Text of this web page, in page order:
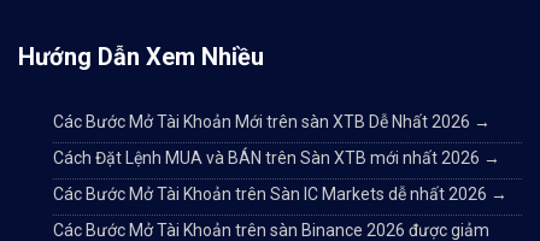
Hướng Dẫn Xem Nhiều
Các Bước Mở Tài Khoản Mới trên sàn XTB Dễ Nhất 2026 →
Cách Đặt Lệnh MUA và BÁN trên Sàn XTB mới nhất 2026 →
Các Bước Mở Tài Khoản trên Sàn IC Markets dễ nhất 2026 →
Các Bước Mở Tài Khoản trên sàn Binance 2026 được giảm